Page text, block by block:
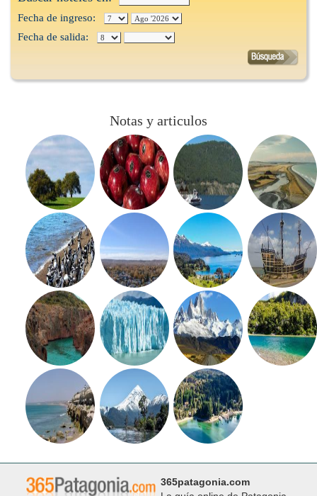
Fecha de ingreso:
Fecha de salida:
Notas y articulos
365patagonia.com